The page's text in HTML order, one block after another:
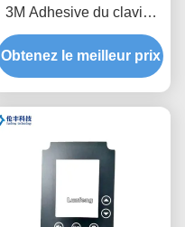
3M Adhesive du clavier
numérique FPC de
contact à membrane de
LED
Obtenez le meilleur prix